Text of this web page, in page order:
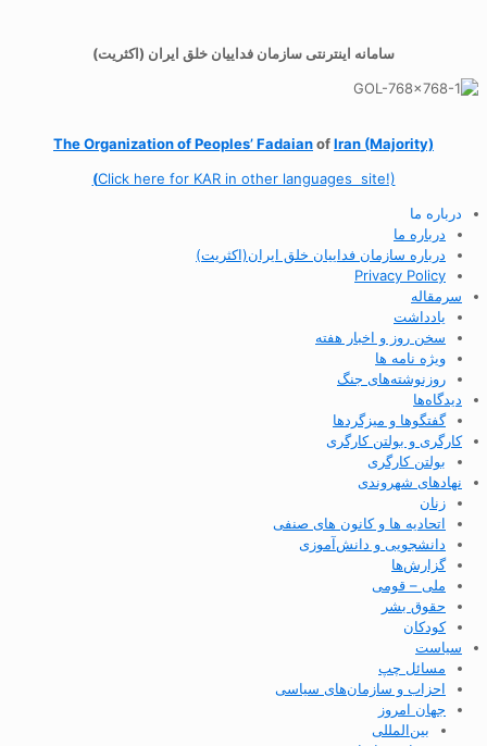
سامانه اینترنتی سازمان فداییان خلق ایران (اکثریت)
The Organization ofPeoples’ FadaianofIran (Majority)
(Click here for KAR in other languages site!)
درباره ما
درباره ما
درباره سازمان فداییان خلق ایران(اکثریت)
Privacy Policy
سرمقاله
یادداشت
سخن روز و اخبار هفته
ویژه نامه ها
روزنوشته‌های جنگ
دیدگاه‌ها
گفتگوها و میزگردها
کارگری و بولتن کارگری
بولتن کارگری
نهادهای شهروندی
زنان
اتحادیه ها و کانون های صنفی
دانشجویی و دانش‌آموزی
گزارش‌ها
ملی – قومی
حقوق بشر
کودکان
سیاست
مسائل چپ
احزاب و سازمان‌های سیاسی
جهان امروز
بین‌المللی